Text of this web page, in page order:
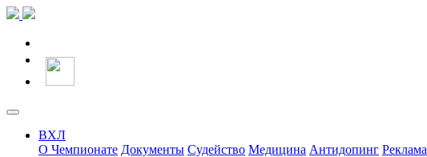
ВХЛ
О Чемпионате Документы Судейство Медицина Антидопинг Реклама